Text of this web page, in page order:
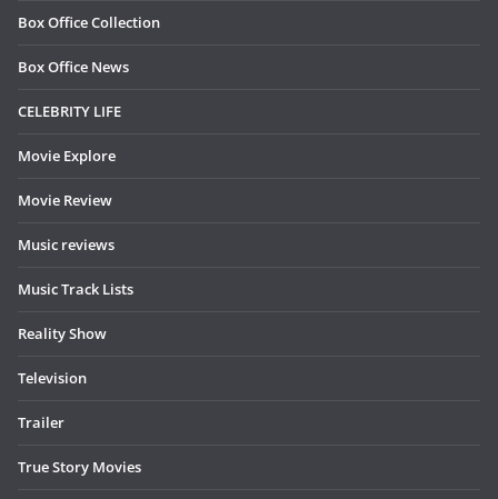
Box Office Collection
Box Office News
CELEBRITY LIFE
Movie Explore
Movie Review
Music reviews
Music Track Lists
Reality Show
Television
Trailer
True Story Movies